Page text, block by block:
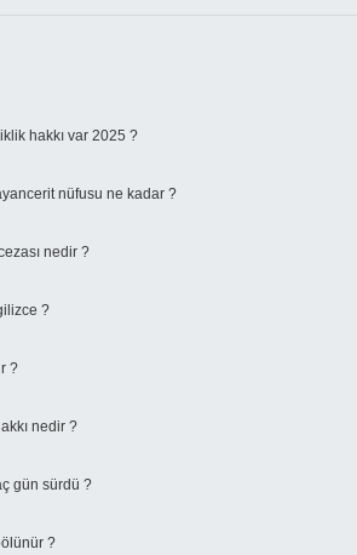
hakkı var 2025 ?
nüfusu ne kadar ?
nedir ?
?
?
nedir ?
gün sürdü ?
?